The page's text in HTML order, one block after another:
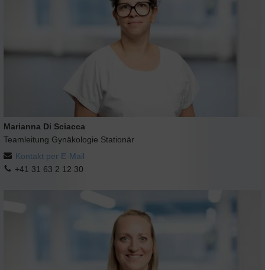
Marianna Di Sciacca
Teamleitung Gynäkologie Stationär
Kontakt per E-Mail
+41 31 63 2 12 30